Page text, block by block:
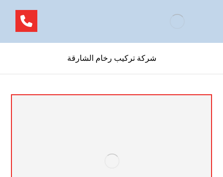
شركة تركيب رخام الشارقة